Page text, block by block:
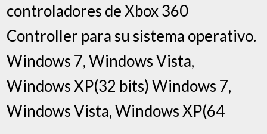
controladores de Xbox 360
Controller para su sistema operativo.
Windows 7, Windows Vista,
Windows XP(32 bits) Windows 7,
Windows Vista, Windows XP(64